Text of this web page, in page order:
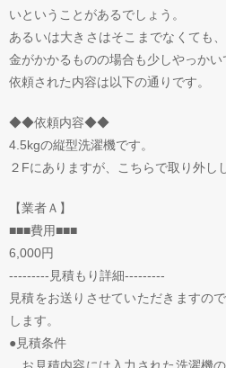
いということがあるでしょう。
あるいは大きさはそこまでなくても
金がかかるものの場合も少しやっかい
依頼された内容は以下の通りです。
◆◆依頼内容◆◆
4.5kgの縦型洗濯機です。
２Fにありますが、こちらで取り外し
【業者Ａ】
■■■費用■■■
6,000円
---------見積もり詳細---------
見積をお送りさせていただきますの
します。
●見積条件